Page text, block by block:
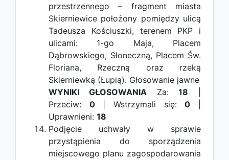
przestrzennego – fragment miasta
Skierniewice położony pomiędzy ulicą
Tadeusza Kościuszki, terenem PKP i
ulicami: 1-go Maja, Placem
Dąbrowskiego, Słoneczną, Placem Św.
Floriana, Rzeczną oraz rzeką
Skierniewką (Łupią). Głosowanie jawne
WYNIKI GŁOSOWANIAZa:18
Przeciw: 0| Wstrzymali się:0
Uprawnieni: 18
Podjęcie uchwały w sprawie
przystąpienia do sporządzenia
miejscowego planu zagospodarowania